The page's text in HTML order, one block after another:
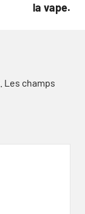
la vape.
Les champs